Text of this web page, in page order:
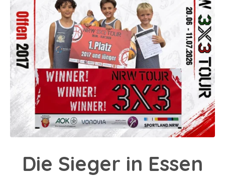
Die Sieger in Essen